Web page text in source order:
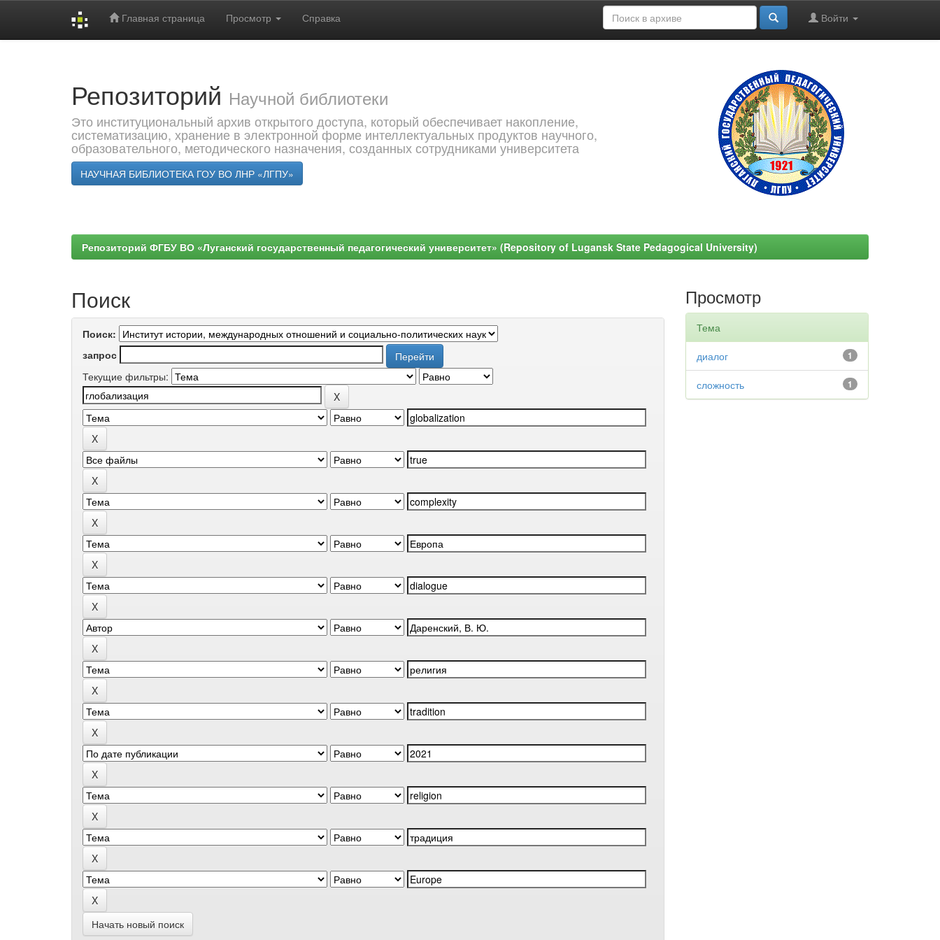
Главная страница Просмотр Справка Войти
Репозиторий Научной библиотеки
Это институциональный архив открытого доступа, который обеспечивает накопление,
систематизацию, хранение в электронной форме интеллектуальных продуктов научного,
образовательного, методического назначения, созданных сотрудниками университета
НАУЧНАЯ БИБЛИОТЕКА ГОУ ВО ЛНР «ЛГПУ»
Репозиторий ФГБУ ВО «Луганский государственный педагогический университет» (Repository of Lugansk State Pedagogical University)
Поиск
Поиск:
запрос
Текущие фильтры:
Начать новый поиск
Просмотр
Тема
1
диалог
1
сложность